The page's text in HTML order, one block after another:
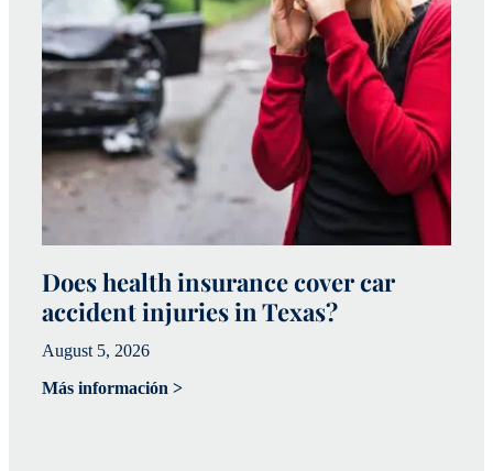
Does health insurance cover car
accident injuries in Texas?
August 5, 2026
Más información >